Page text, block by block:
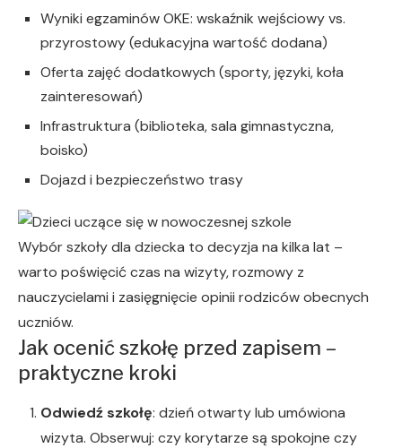
Wyniki egzaminów OKE: wskaźnik wejściowy vs.
przyrostowy (edukacyjna wartość dodana)
Oferta zajęć dodatkowych (sporty, języki, koła
zainteresowań)
Infrastruktura (biblioteka, sala gimnastyczna,
boisko)
Dojazd i bezpieczeństwo trasy
Wybór szkoły dla dziecka to decyzja na kilka lat –
warto poświęcić czas na wizyty, rozmowy z
nauczycielami i zasięgnięcie opinii rodziców obecnych
uczniów.
Jak ocenić szkołę przed zapisem –
praktyczne kroki
Odwiedź szkołę: dzień otwarty lub umówiona
wizyta. Obserwuj: czy korytarze są spokojne czy